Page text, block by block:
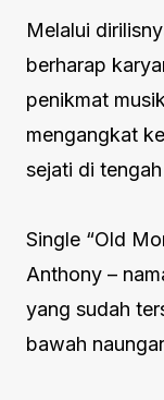
Melalui
berharap
penikmat
mengangkat
sejati di
Single “Old
Anthony –
yang sudah
bawah